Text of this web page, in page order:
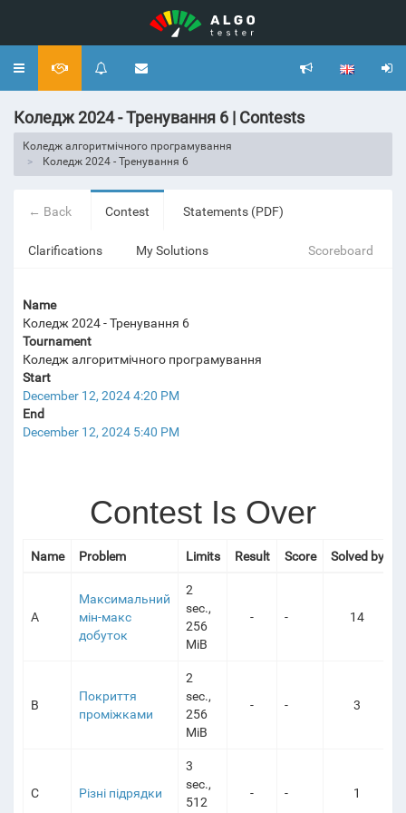
Toggle
Коледж 2024 - Тренування 6 | Contests
Коледж алгоритмічного програмування
Коледж 2024 - Тренування 6
← Back Contest Statements (PDF)
Clarifications My Solutions Scoreboard
Name
Коледж 2024 - Тренування 6
Tournament
Коледж алгоритмічного програмування
Start
December 12, 2024 4:20 PM
End
December 12, 2024 5:40 PM
Contest Is Over
Name Problem Limits Result Score Solved by
A
Максимальний
мін-макс
добуток
2
sec.,
256
MiB
- - 14
B
Покриття
проміжками
2
sec.,
256
MiB
- - 3
C Різні підрядки
3
sec.,
512
- - 1